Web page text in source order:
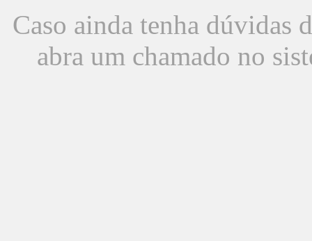
Caso ainda tenha dúvidas
abra um chamado no